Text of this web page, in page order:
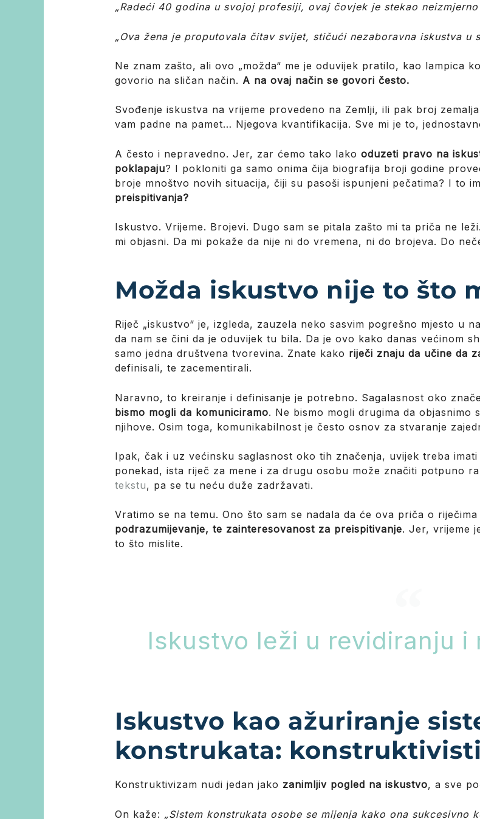
„Radeći 40 godina u svojoj profesiji, ovaj čovjek je stekao neizmjerno
„Ova žena je proputovala čitav svijet, stičući nezaboravna iskustva u
Ne znam zašto, ali ovo „možda“ me je oduvijek pratilo, kao lampica
govorio na sličan način. A na ovaj način se govori često.
Svođenje iskustva na vrijeme provedeno na Zemlji, ili pak broj
vam padne na pamet… Njegova kvantifikacija. Sve mi je to,
A često i nepravedno. Jer, zar ćemo tako lako oduzeti pravo na
poklapaju? I pokloniti ga samo onima čija biografija broji godine
broje mnoštvo novih situacija, čiji su pasoši ispunjeni pečatima? I to
preispitivanja?
Iskustvo. Vrijeme. Brojevi. Dugo sam se pitala zašto mi ta priča ne leži.
mi objasni. Da mi pokaže da nije ni do vremena, ni do brojeva. Do
Možda iskustvo nije to što
Riječ „iskustvo“ je, izgleda, zauzela neko sasvim pogrešno mjesto u
da nam se čini da je oduvijek tu bila. Da je ovo kako danas većinom
samo jedna društvena tvorevina. Znate kako riječi znaju da učine da
definisali, te zacementirali.
Naravno, to kreiranje i definisanje je potrebno. Sagalasnost oko
bismo mogli da komuniciramo. Ne bismo mogli drugima da
njihove. Osim toga, komunikabilnost je često osnov za stvaranje
Ipak, čak i uz većinsku saglasnost oko tih značenja, uvijek treba imati
ponekad, ista riječ za mene i za drugu osobu može značiti potpuno
tekstu, pa se tu neću duže zadržavati.
Vratimo se na temu. Ono što sam se nadala da će ova priča o
podrazumijevanje, te zainteresovanost za preispitivanje. Jer, vrijeme
to što mislite.
Iskustvo leži u revidiranju i
Iskustvo kao ažuriranje
konstrukata:
Konstruktivizam nudi jedan jako zanimljiv pogled na iskustvo, a sve
On kaže: „Sistem konstrukata osobe se mijenja kako ona sukcesivno